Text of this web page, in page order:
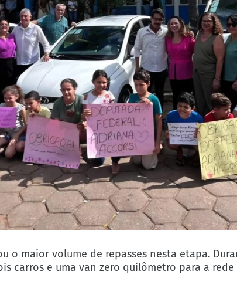
o maior volume de repasses nesta etapa.
carros e uma van zero quilômetro para a